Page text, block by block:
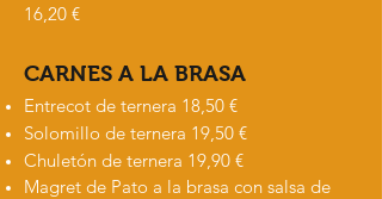
16,20 €
CARNES A LA BRASA
Entrecot de ternera 18,50 €
Solomillo de ternera 19,50 €
Chuletón de ternera 19,90 €
Magret de Pato a la brasa con salsa de